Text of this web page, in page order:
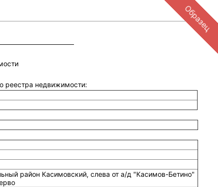
реестра недвижимости:
район Касимовский, слева от а/д "Касимов-Бетино"
Образец